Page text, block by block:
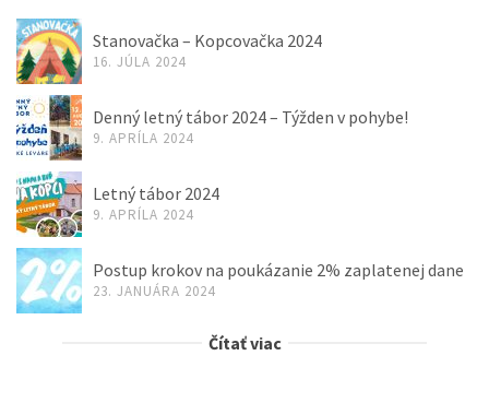
Stanovačka – Kopcovačka 2024
16. JÚLA 2024
Denný letný tábor 2024 – Týžden v pohybe!
9. APRÍLA 2024
Letný tábor 2024
9. APRÍLA 2024
Postup krokov na poukázanie 2% zaplatenej dane
23. JANUÁRA 2024
Čítať viac